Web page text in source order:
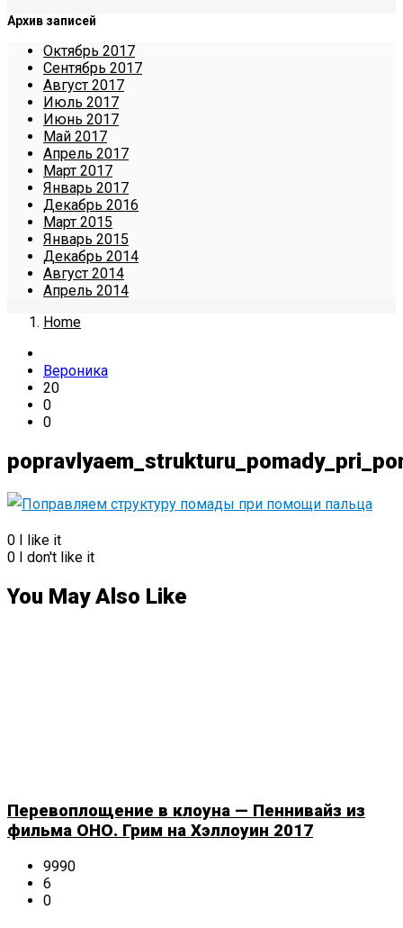
Архив записей
Октябрь 2017
Сентябрь 2017
Август 2017
Июль 2017
Июнь 2017
Май 2017
Апрель 2017
Март 2017
Январь 2017
Декабрь 2016
Март 2015
Январь 2015
Декабрь 2014
Август 2014
Апрель 2014
Home
Вероника
20
0
0
0 I like it
0 I don't like it
You May Also Like
Перевоплощение в клоуна — Пеннивайз из
фильма ОНО. Грим на Хэллоуин 2017
9990
6
0